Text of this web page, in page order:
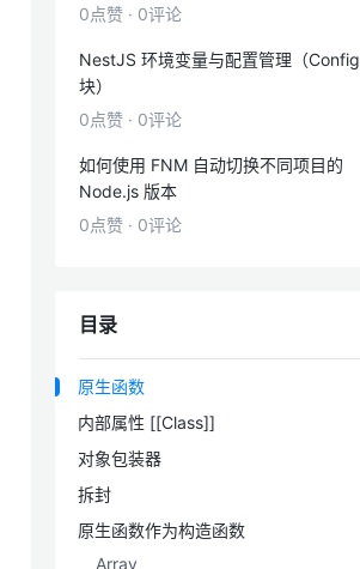
0点赞 · 0评论
NestJS 环境变量与配置管理（
块）
0点赞 · 0评论
如何使用 FNM 自动切换不同项目的
Node.js 版本
0点赞 · 0评论
目录
原生函数
内部属性 [[Class]]
对象包装器
拆封
原生函数作为构造函数
Array